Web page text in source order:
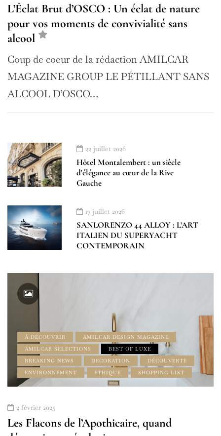
L’Éclat Brut d’OSCO : Un éclat de nature
pour vos moments de convivialité sans
alcool
Coup de coeur de la rédaction AMILCAR
MAGAZINE GROUP LE PÉTILLANT SANS
ALCOOL D’OSCO…
22 juillet 2026
Hôtel Montalembert : un siècle
d'élégance au cœur de la Rive
Gauche
17 juillet 2026
SANLORENZO 44 ALLOY : L’ART
ITALIEN DU SUPERYACHT
CONTEMPORAIN
À DÉCOUVRIR
AMILCAR DESIGN MAGAZINE
AMILCAR SELECTIONS
BEST OF LUXE
BREAKING NEWS
DECORATION
DÉCOUVERTE
ENVIRONNEMENT
ETHIQUE SHOPPING LIST
2 février 2025
Les Flacons de l’Apothicaire, quand